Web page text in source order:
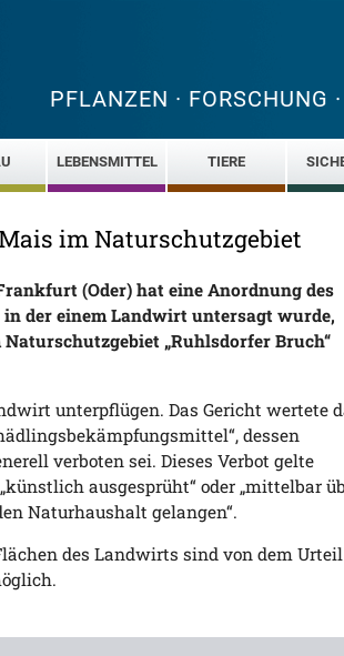
PFLANZEN · FORSCHUNG
LEBENSMITTEL TIERE
im Naturschutzgebiet
(Oder) hat eine Anordnung des
der einem Landwirt untersagt wurde,
„Ruhlsdorfer Bruch“
unterpflügen. Das Gericht wertete
dessen
verboten sei. Dieses Verbot gelte
ausgesprüht“ oder „mittelbar
Naturhaushalt gelangen“.
des Landwirts sind von dem Urteil